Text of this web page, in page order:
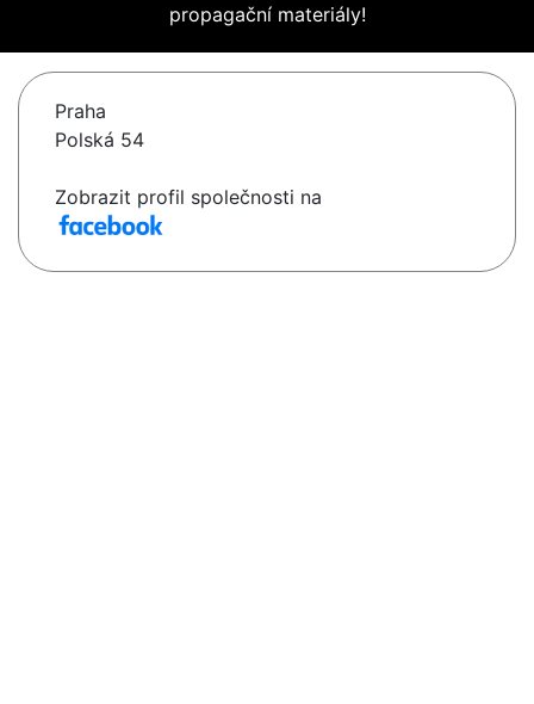
propagační materiály!
Praha
Polská 54
Zobrazit profil společnosti na